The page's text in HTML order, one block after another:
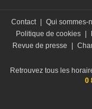
Contact Qui sommes-
Politique de cookies
Revue de presse
Retrouvez tous les
0